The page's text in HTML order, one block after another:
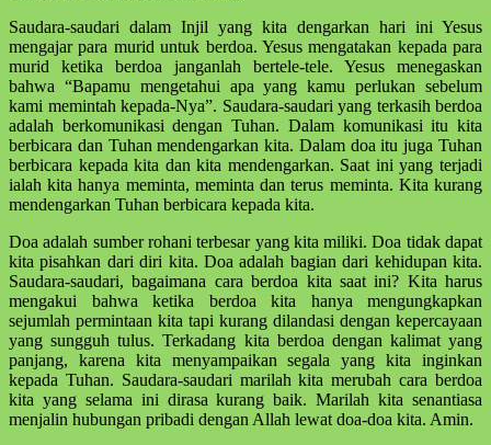
Saudara-saudari dalam Injil yang kita dengarkan hari ini Yesus
mengajar para murid untuk berdoa. Yesus mengatakan kepada para
murid ketika berdoa janganlah bertele-tele. Yesus menegaskan
bahwa “Bapamu mengetahui apa yang kamu perlukan sebelum
kami memintah kepada-Nya”. Saudara-saudari yang terkasih berdoa
adalah berkomunikasi dengan Tuhan. Dalam komunikasi itu kita
berbicara dan Tuhan mendengarkan kita. Dalam doa itu juga Tuhan
berbicara kepada kita dan kita mendengarkan. Saat ini yang terjadi
ialah kita hanya meminta, meminta dan terus meminta. Kita kurang
mendengarkan Tuhan berbicara kepada kita.
Doa adalah sumber rohani terbesar yang kita miliki. Doa tidak dapat
kita pisahkan dari diri kita. Doa adalah bagian dari kehidupan kita.
Saudara-saudari, bagaimana cara berdoa kita saat ini? Kita harus
mengakui bahwa ketika berdoa kita hanya mengungkapkan
sejumlah permintaan kita tapi kurang dilandasi dengan kepercayaan
yang sungguh tulus. Terkadang kita berdoa dengan kalimat yang
panjang, karena kita menyampaikan segala yang kita inginkan
kepada Tuhan. Saudara-saudari marilah kita merubah cara berdoa
kita yang selama ini dirasa kurang baik. Marilah kita senantiasa
menjalin hubungan pribadi dengan Allah lewat doa-doa kita. Amin.